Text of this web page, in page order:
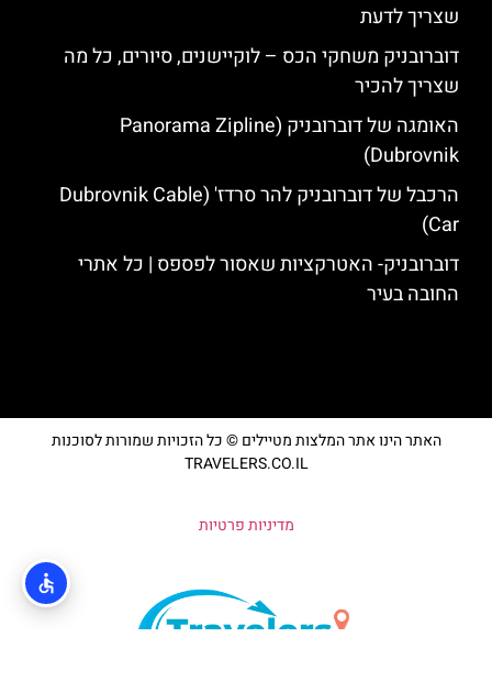
שצריך לדעת
דוברובניק משחקי הכס – לוקיישנים, סיורים, כל מה
שצריך להכיר
האומגה של דוברובניק (Panorama Zipline
Dubrovnik)
הרכבל של דוברובניק להר סרדז' (Dubrovnik Cable
Car)
דוברובניק- האטרקציות שאסור לפספס | כל אתרי
החובה בעיר
האתר הינו אתר המלצות מטיילים © כל הזכויות שמורות לסוכנות
TRAVELERS.CO.IL
מדיניות פרטיות